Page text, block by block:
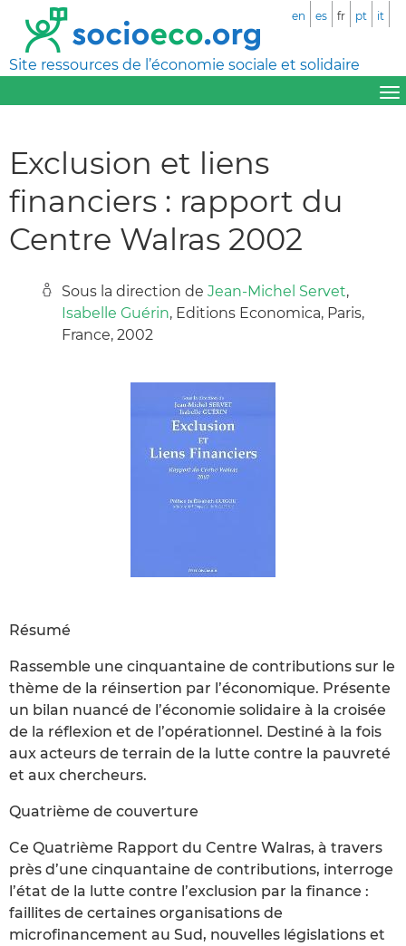
Site ressources de l’économie sociale et solidaire
en es fr pt it
Exclusion et liens
financiers : rapport du
Centre Walras 2002
Sous la direction de Jean-Michel Servet,
Isabelle Guérin, Editions Economica, Paris,
France, 2002
Résumé
Rassemble une cinquantaine de contributions sur le
thème de la réinsertion par l’économique. Présente
un bilan nuancé de l’économie solidaire à la croisée
de la réflexion et de l’opérationnel. Destiné à la fois
aux acteurs de terrain de la lutte contre la pauvreté
et aux chercheurs.
Quatrième de couverture
Ce Quatrième Rapport du Centre Walras, à travers
près d’une cinquantaine de contributions, interroge
l’état de la lutte contre l’exclusion par la finance :
faillites de certaines organisations de
microfinancement au Sud, nouvelles législations et